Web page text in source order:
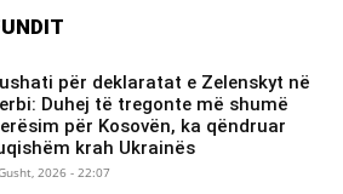
për deklaratat e Zelenskyt në
Duhej të tregonte më shumë
për Kosovën, ka qëndruar
krah Ukrainës
2026 - 22:07